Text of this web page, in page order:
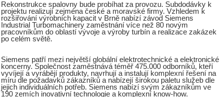
Rekonstrukce spalovny bude probíhat za provozu. Subdodávky k
projektu realizují zejména české a moravské firmy. Vzhledem k
rozšiřování výrobních kapacit v Brně nabízí závod Siemens
Industrial Turbomachinery zaměstnání více než 80 novým
pracovníkům do oblastí vývoje a výroby turbín a realizace zakázek
po celém světě.
Siemens patří mezi největší globální elektrotechnické a elektronické
koncerny. Společnost zaměstnává téměř 475.000 odborníků, kteří
vyvíjejí a vyrábějí produkty, navrhují a instalují komplexní řešení na
míru dle požadavků zákazníků a nabízejí širokou paletu služeb dle
jejich individuálních potřeb. Siemens nabízí svým zákazníkům ve
190 zemích inovativní technologie a komplexní know-how.